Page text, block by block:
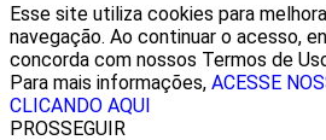
Esse site utiliza cookies para
navegação. Ao continuar o acesso,
concorda com nossos Termos de
Para mais informações, ACESSE
CLICANDO AQUI
PROSSEGUIR